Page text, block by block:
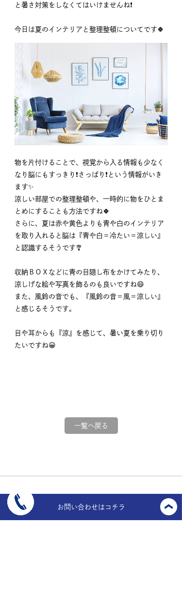
お問い合わせはコチラ
と暑さ対策をしなくてはいけませんね❗
今日は夏のインテリアと整理整頓についてです🍀
物を片付けることで、視覚から入る情報も少なく
なり脳にもすっきり❗さっぱり❗という情報がいき
ます✨
涼しい部屋での整理整頓や、一時的に物をひとま
とめにすることも方法ですね🍀
さらに、夏は赤や黄色よりも青や白のインテリア
を取り入れると脳は『青や白＝冷たい＝涼しい』
と認識するそうです🎐
収納ＢＯＸなどに青の目隠し布をかけてみたり、
涼しげな絵や写真を飾るのも良いですね😄
また、風鈴の音でも、『風鈴の音＝風＝涼しい』
と感じるそうです。
目や耳からも『涼』を感じて、暑い夏を乗り切り
たいですね😀
一覧へ戻る